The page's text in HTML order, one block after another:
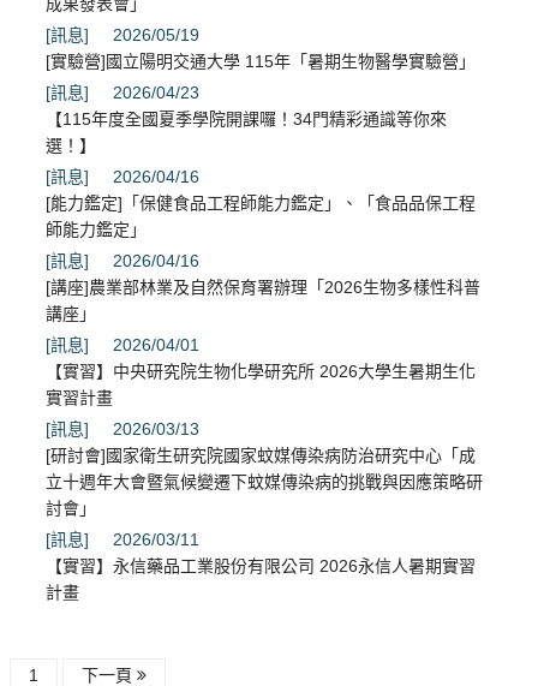
[訊息]
2026/05/19
[實驗營]國立陽明交通大學 115年「暑期生物醫學實驗營」
[訊息]
2026/04/23
【115年度全國夏季學院開課囉！34門精彩通識等你來
選！】
[訊息]
2026/04/16
[能力鑑定]「保健食品工程師能力鑑定」、「食品品保工程
師能力鑑定」
[訊息]
2026/04/16
[講座]農業部林業及自然保育署辦理「2026生物多樣性科普
講座」
[訊息]
2026/04/01
【實習】中央研究院生物化學研究所 2026大學生暑期生化
實習計畫
[訊息]
2026/03/13
[研討會]國家衛生研究院國家蚊媒傳染病防治研究中心「成
立十週年大會暨氣候變遷下蚊媒傳染病的挑戰與因應策略研
討會」
[訊息]
2026/03/11
【實習】永信藥品工業股份有限公司 2026永信人暑期實習
計畫
1 下一頁